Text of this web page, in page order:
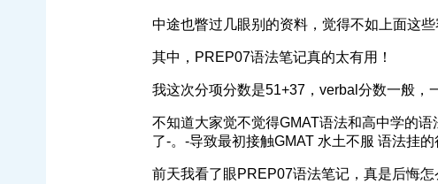
中途也瞥过几眼别的资料，觉得不如上面这
其中，PREP07语法笔记真的太有用！
我这次分项分数是51+37，verbal分数一般，
不知道大家觉不觉得GMAT语法和高中学的
了-。-导致最初接触GMAT 水土不服 语法挂的
前天我看了眼PREP07语法笔记，真是后悔